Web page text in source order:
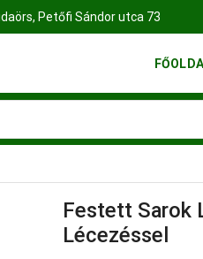
FINN FATELEP BUDAÖRS
Festett Sarok
Lécezéssel